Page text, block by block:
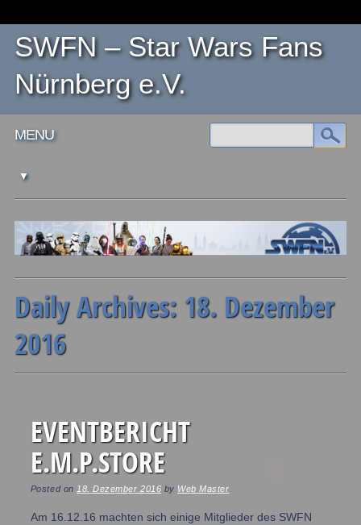
SWFN – Star Wars Fans
Nürnberg e.V.
Main menu
MENU
Daily Archives: 18. Dezember
2016
EVENTBERICHT
E.M.P.STORE
Posted on 18. Dezember 2016 by Web Master
Am 16.12.16 machten sich einige Mitglieder des SWFN